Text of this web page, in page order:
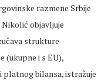
razmene Srbije
objavlјuje
strukture
(ukupne i s EU),
platnog bilansa, istražuje